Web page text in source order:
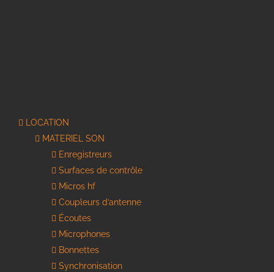
LOCATION
MATERIEL SON
Enregistreurs
Surfaces de contrôle
Micros hf
Coupleurs d’antenne
Écoutes
Microphones
Bonnettes
Synchronisation